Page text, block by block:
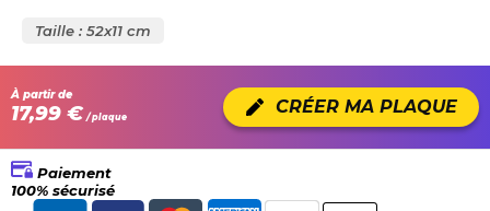
Taille : 52x11 cm
À partir de
17,99 € / plaque CRÉER MA PLAQUE
Paiement
100% sécurisé